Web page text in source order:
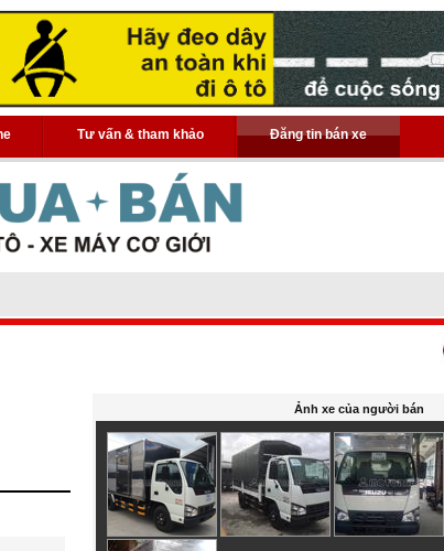
Tư vấn & tham khảo Đăng tin bán xe
Ảnh xe của người bán